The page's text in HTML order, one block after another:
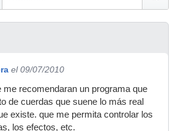
el 09/07/2010
me recomendaran un programa que
de cuerdas que suene lo más real
existe. que me permita controlar los
los efectos, etc.